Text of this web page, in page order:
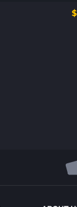
$